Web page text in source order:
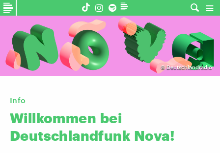
© Deutschlandradio
Info
Willkommen bei
Deutschlandfunk Nova!